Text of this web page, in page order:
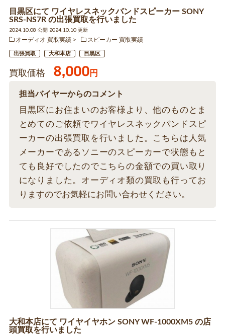
目黒区にて ワイヤレスネックバンドスピーカー SONY
SRS-NS7R の出張買取を行いました
2024.10.08 公開 2024.10.10 更新
オーディオ 買取実績
スピーカー 買取実績
出張買取 大和本店 目黒区
買取価格 8,000円
担当バイヤーからのコメント
目黒区にお住まいのお客様より、他のものとま
とめてのご依頼でワイヤレスネックバンドスピ
ーカーの出張買取を行いました。こちらは人気
メーカーであるソニーのスピーカーで状態もと
ても良好でしたのでこちらの金額での買い取り
になりました。オーディオ類の買取も行ってお
りますのでお気軽にお問い合わせください。
大和本店にて ワイヤイヤホン SONY WF-1000XM5 の店
頭買取を行いました